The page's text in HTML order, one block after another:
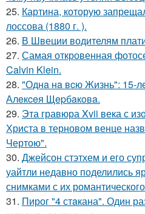
25. Картина, которую
лоссова (1880 г. ).
26. В Швеции водителям
27. Самая откровенная
Calvin Klein.
28. "Однa нa вcю Жизнь": 15-
Алeкceя Щepбaкoвa.
29. Эта гравюра Xvii века с
Христа в терновом венце
Чертою".
30. Джейсон стэтхем и его
уайтли недавно поделились
снимками с их
31. Пирог "4 стaкана". Один